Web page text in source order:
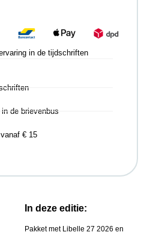
In deze editie:
Pakket met Libelle 27 2026 en
in de tijdschriften
de brievenbus
vanaf € 15